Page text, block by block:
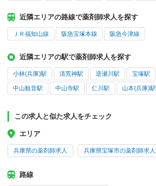
近隣エリアの路線で薬剤師求人を探す
ＪＲ福知山線 阪急宝塚本線 阪急今津線
近隣エリアの駅で薬剤師求人を探す
小林(兵庫)駅 清荒神駅 逆瀬川駅 宝塚駅
中山観音駅 中山寺駅 仁川駅 山本(兵庫)駅
この求人と似た求人をチェック
エリア
兵庫県の薬剤師求人 兵庫県宝塚市の薬剤師求人
路線